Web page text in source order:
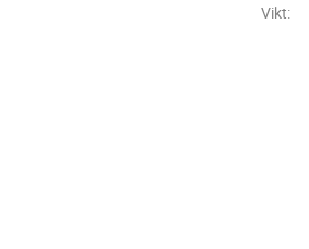
Vikt